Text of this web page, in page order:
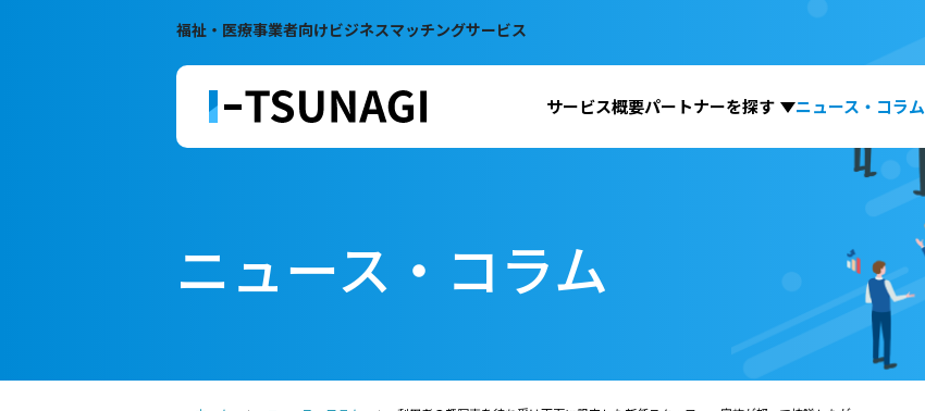
福祉・医療事業者向けビジネスマッチングサービス
サービス概要パートナーを探す ニュース・コラム
ニュース・コラム